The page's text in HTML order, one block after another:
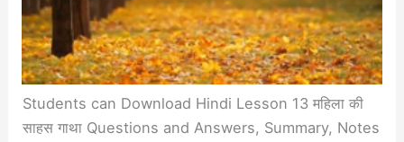
Students can Download Hindi Lesson 13 महिला की
साहस गाथा Questions and Answers, Summary, Notes